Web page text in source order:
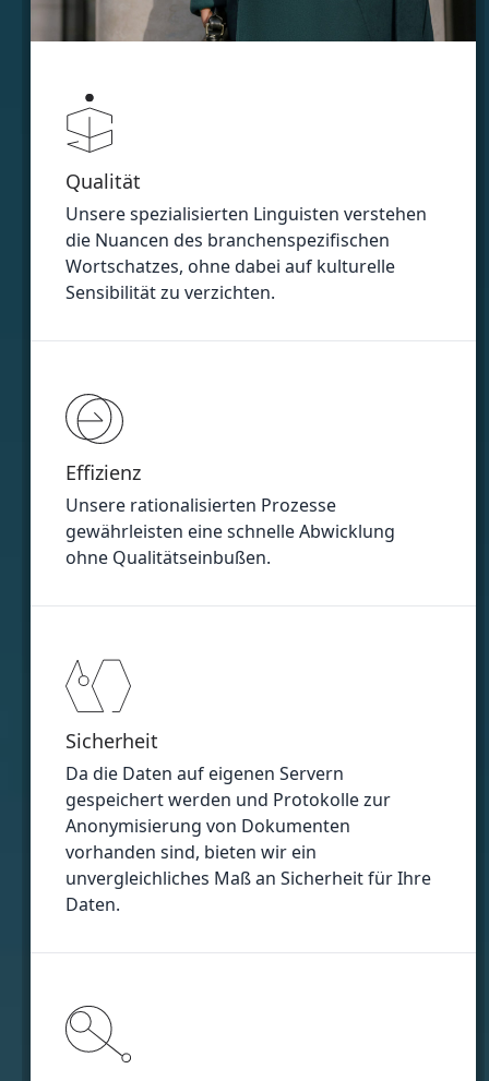
Qualität
Unsere spezialisierten Linguisten verstehen
die Nuancen des branchenspezifischen
Wortschatzes, ohne dabei auf kulturelle
Sensibilität zu verzichten.
Effizienz
Unsere rationalisierten Prozesse
gewährleisten eine schnelle Abwicklung
ohne Qualitätseinbußen.
Sicherheit
Da die Daten auf eigenen Servern
gespeichert werden und Protokolle zur
Anonymisierung von Dokumenten
vorhanden sind, bieten wir ein
unvergleichliches Maß an Sicherheit für Ihre
Daten.